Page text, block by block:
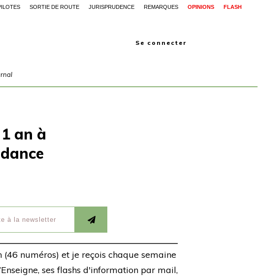
SORTIE DE ROUTE JURISPRUDENCE REMARQUES OPINIONS FLASH
Se connecter
an à
(46 numéros) et je reçois chaque semaine
ses flashs d'information par mail,